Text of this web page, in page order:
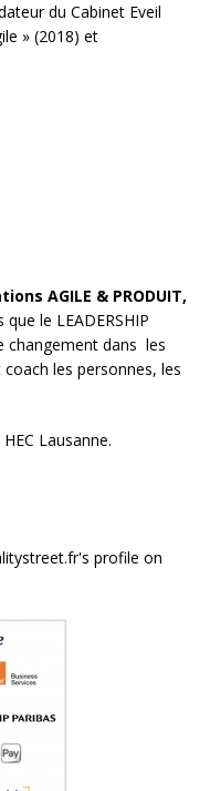
du Cabinet Eveil
» (2018) et
AGILE & PRODUIT,
le LEADERSHIP
changement dans les
coach les personnes, les
Lausanne.